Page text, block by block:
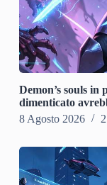
Demon’s souls
dimenticato
8 Agosto 2026